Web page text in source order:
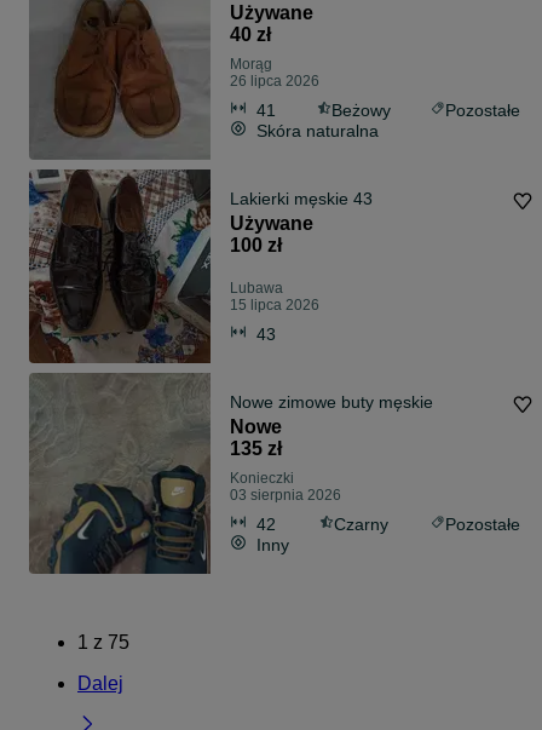
Używane
40 zł
Morąg
26 lipca 2026
41 Beżowy
Pozostałe
Skóra naturalna
Lakierki męskie 43
Używane
100 zł
Lubawa
15 lipca 2026
43
Nowe zimowe buty męskie
Nowe
135 zł
Konieczki
03 sierpnia 2026
42 Czarny
Pozostałe
Inny
1 z 75
Dalej